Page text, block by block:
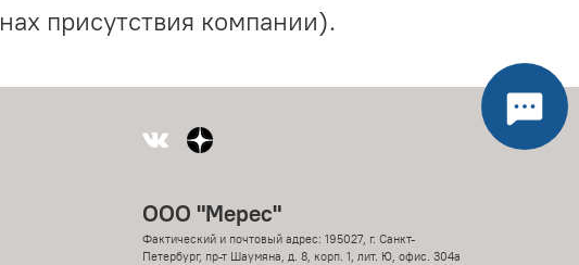
присутствия компании).
ООО "Мерес"
Фактический и почтовый адрес: 195027, г. Санкт-
Петербург, пр-т Шаумяна, д. 8, корп. 1, лит. Ю, офис. 304а